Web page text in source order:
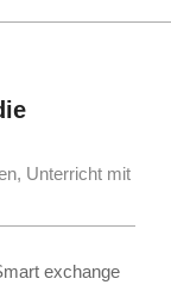
, Unterricht mit
exchange